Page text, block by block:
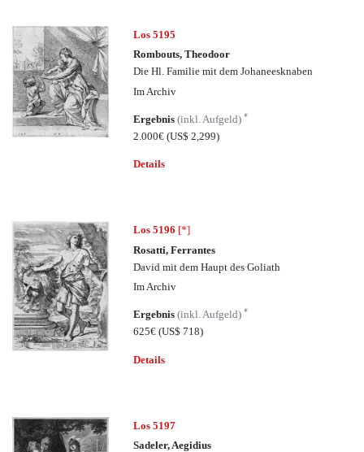
Los 5195
Rombouts, Theodoor
Die Hl. Familie mit dem Johaneesknaben
Im Archiv
Ergebnis(inkl. Aufgeld)*
2.000€(US$ 2,299)
Details
Los 5196 [*]
Rosatti, Ferrantes
David mit dem Haupt des Goliath
Im Archiv
Ergebnis(inkl. Aufgeld)*
625€(US$ 718)
Details
Los 5197
Sadeler, Aegidius